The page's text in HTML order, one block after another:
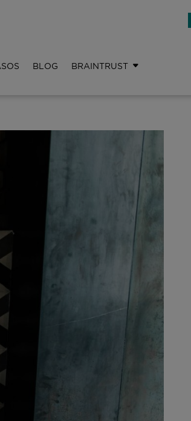
BLOG BRAINTRUST